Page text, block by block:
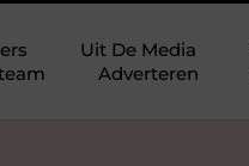
Uit De Media
Adverteren